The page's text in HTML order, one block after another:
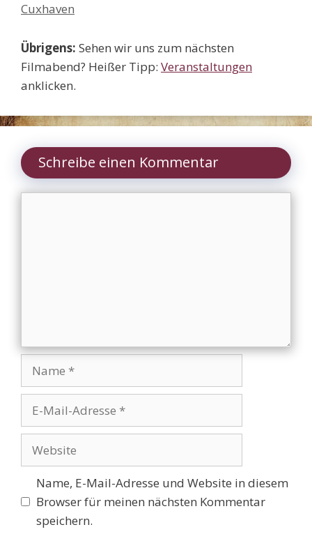
Cuxhaven
Übrigens: Sehen wir uns zum nächsten
Filmabend? Heißer Tipp: Veranstaltungen
anklicken.
Schreibe einen Kommentar
Name
Website
Name, E-Mail-Adresse und Website in diesem
Browser für meinen nächsten Kommentar
speichern.